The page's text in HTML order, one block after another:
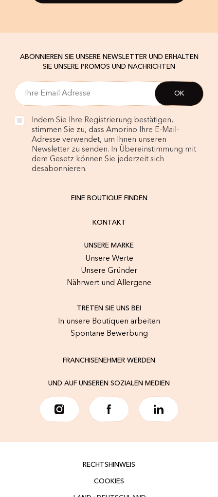
ABONNIEREN SIE UNSERE NEWSLETTER UND ERHALTEN
SIE UNSERE PROMOS UND NACHRICHTEN
Indem Sie Ihre Registrierung bestätigen,
stimmen Sie zu, dass Amorino Ihre E-Mail-
Adresse verwendet, um Ihnen unseren
Newsletter zu senden. In Übereinstimmung mit
dem Gesetz können Sie jederzeit sich
desabonnieren.
EINE BOUTIQUE FINDEN
KONTAKT
UNSERE MARKE
Unsere Werte
Unsere Gründer
Nährwert und Allergene
TRETEN SIE UNS BEI
In unsere Boutiquen arbeiten
Spontane Bewerbung
FRANCHISENEHMER WERDEN
UND AUF UNSEREN SOZIALEN MEDIEN
RECHTSHINWEIS
COOKIES